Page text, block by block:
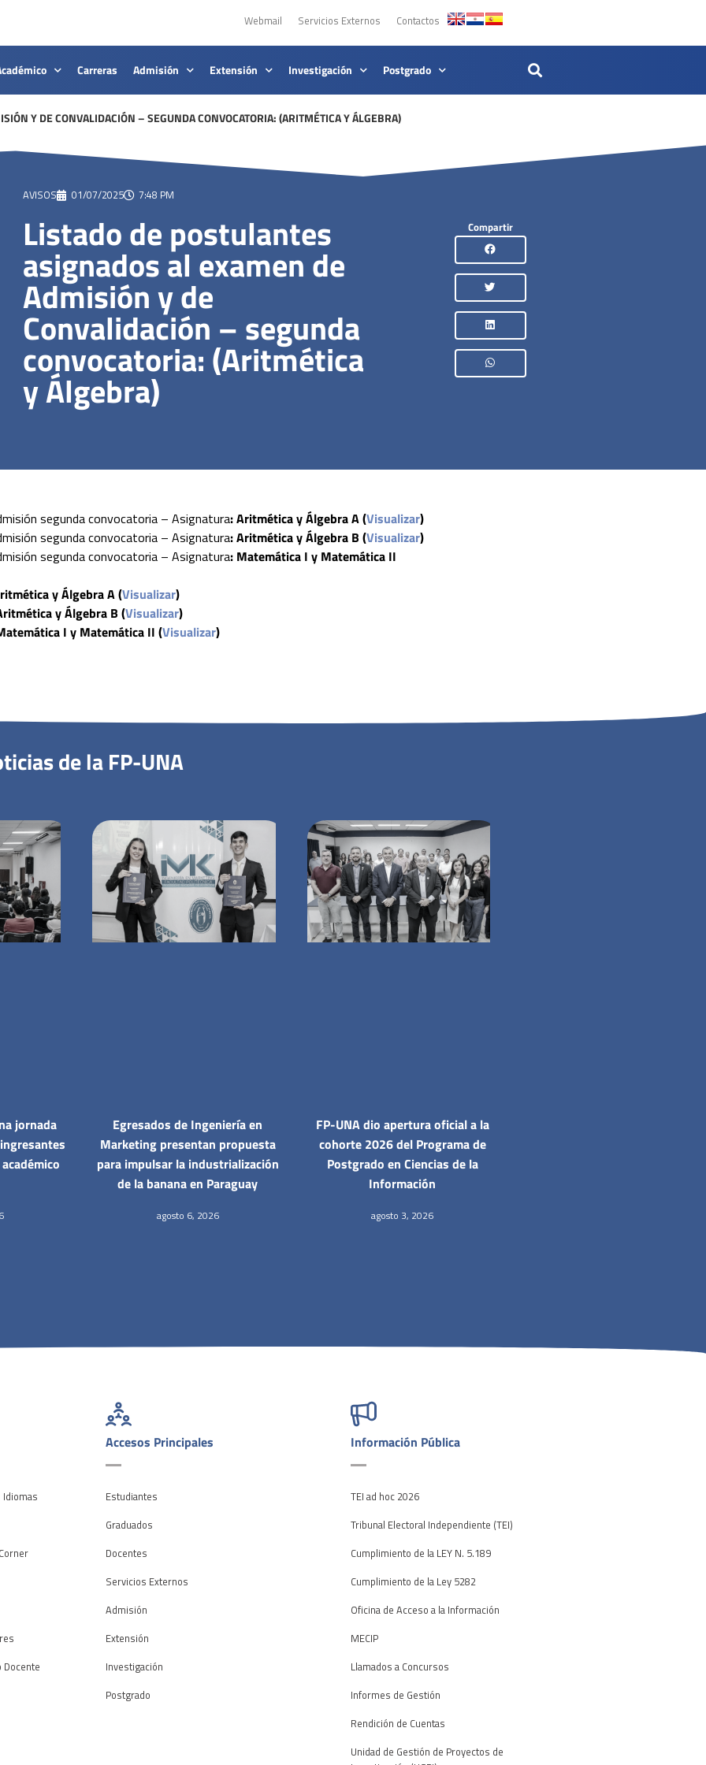
Webmail Servicios Externos Contactos
Carreras Admisión Extensión Investigación Postgrado
Y DE CONVALIDACIÓN – SEGUNDA CONVOCATORIA: (ARITMÉTICA Y ÁLGEBRA)
AVISOS 01/07/2025 7:48 PM
Listado de postulantes
asignados al examen de
Admisión y de
Convalidación – segunda
convocatoria: (Aritmética
y Álgebra)
Compartir
segunda convocatoria – Asignatura: Aritmética y Álgebra A (Visualizar)
segunda convocatoria – Asignatura:Aritmética y Álgebra B (Visualizar)
segunda convocatoria – Asignatura: Matemática I y Matemática II
y Álgebra A (Visualizar)
y Álgebra B (Visualizar)
I y Matemática II (Visualizar)
de la FP-UNA
jornada
Egresados de Ingeniería en
Marketing presentan propuesta
para impulsar la industrialización
de la banana en Paraguay
agosto 6, 2026
FP-UNA dio apertura oficial a la
cohorte 2026 del Programa de
Postgrado en Ciencias de la
Información
agosto 3, 2026
Docente
Accesos Principales
Estudiantes
Graduados
Docentes
Servicios Externos
Admisión
Extensión
Investigación
Postgrado
Información Pública
TEI ad hoc 2026
Tribunal Electoral Independiente (TEI)
Cumplimiento de la LEY N. 5.189
Cumplimiento de la Ley 5282
Oficina de Acceso a la Información
MECIP
Llamados a Concursos
Informes de Gestión
Rendición de Cuentas
Unidad de Gestión de Proyectos de